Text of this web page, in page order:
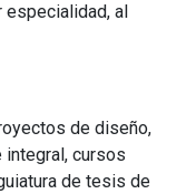
especialidad, al
de diseño,
cursos
de tesis de